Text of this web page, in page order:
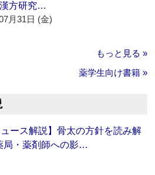
方研究…
月31日 (金)
もっと見る »
薬学生向け書籍 »
ュース解説】骨太の方針を読み解
局・薬剤師への影…